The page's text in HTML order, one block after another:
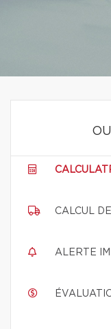
CALCUL
ALERTE